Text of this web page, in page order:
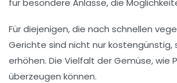
für besondere Anlässe, die
Für diejenigen, die nach schnellen
Gerichte sind nicht nur
erhöhen. Die Vielfalt derGemüse, wie
überzeugen können.